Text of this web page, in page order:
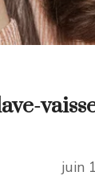
juin